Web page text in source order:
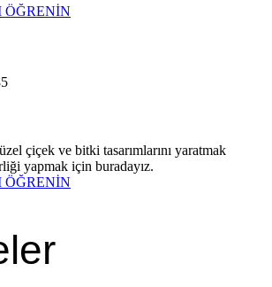
çiçek ve bitki tasarımlarını yaratmak
yapmak için buradayız.